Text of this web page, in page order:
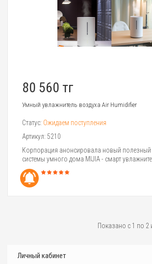
80 560 тг
Умный увлажнитель воздуха Air Humidifier
Статус: Ожидаем поступления
Артикул: 5210
Корпорация анонсировала новый полезный
системы умного дома MIJIA - смарт
Показано с 1 по 2
Личный кабинет